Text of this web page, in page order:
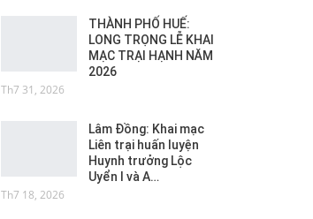
THÀNH PHỐ HUẾ:
LONG TRỌNG LỄ KHAI
MẠC TRẠI HẠNH NĂM
2026
Th7 31, 2026
Lâm Đồng: Khai mạc
Liên trại huấn luyện
Huynh trưởng Lộc
Uyển I và A…
Th7 18, 2026